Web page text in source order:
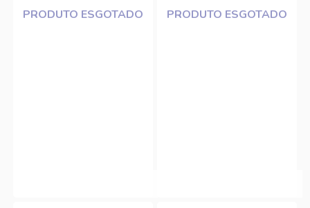
PRODUTO ESGOTADO
PRODUTO ESGOTADO